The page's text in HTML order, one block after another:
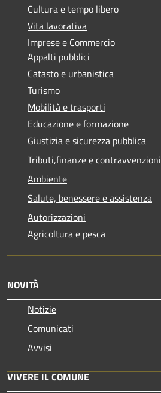
Cultura e tempo libero
Vita lavorativa
Imprese e Commercio
Appalti pubblici
Catasto e urbanistica
Turismo
Mobilità e trasporti
Educazione e formazione
Giustizia e sicurezza pubblica
Tributi,finanze e contravvenzioni
Ambiente
Salute, benessere e assistenza
Autorizzazioni
Agricoltura e pesca
NOVITÀ
Notizie
Comunicati
Avvisi
VIVERE IL COMUNE